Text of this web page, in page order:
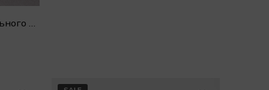
Джемпер поло из премиального хлопка